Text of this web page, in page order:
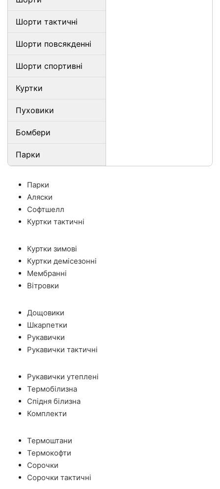
Шорти тактичні
Шорти повсякденні
Шорти спортивні
Куртки
Пуховики
Бомбери
Парки
Парки
Аляски
Софтшелл
Куртки тактичні
Куртки зимові
Куртки демісезонні
Мембранні
Вітровки
Дощовики
Шкарпетки
Рукавички
Рукавички тактичні
Рукавички утеплені
Термобілизна
Спідня білизна
Комплекти
Термоштани
Термокофти
Сорочки
Сорочки тактичні